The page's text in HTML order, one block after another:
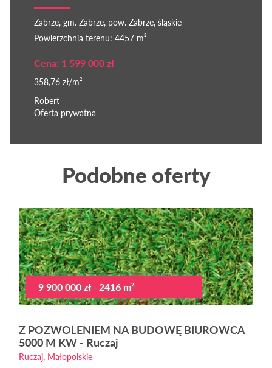
Zabrze, gm. Zabrze, pow. Zabrze, śląskie
Powierzchnia terenu: 4457 m²
Cena: 1 599 000 zł
358,76 zł/m²
Robert
Oferta prywatna
Podobne oferty
9 900 000 zł - 2416 m²
Z POZWOLENIEM NA BUDOWĘ BIUROWCA
5000 M KW - Ruczaj
Ruczaj, Małopolskie